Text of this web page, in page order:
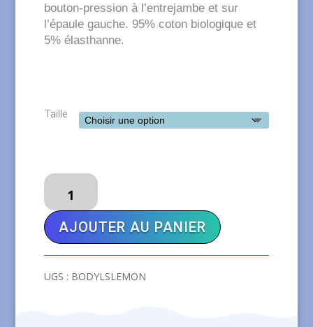
bouton-pression à l’entrejambe et sur
l’épaule gauche. 95% coton biologique et
5% élasthanne.
Taille
quantité
MAXOMORRA
Body
Lemon
AJOUTER AU PANIER
UGS : BODYLSLEMON